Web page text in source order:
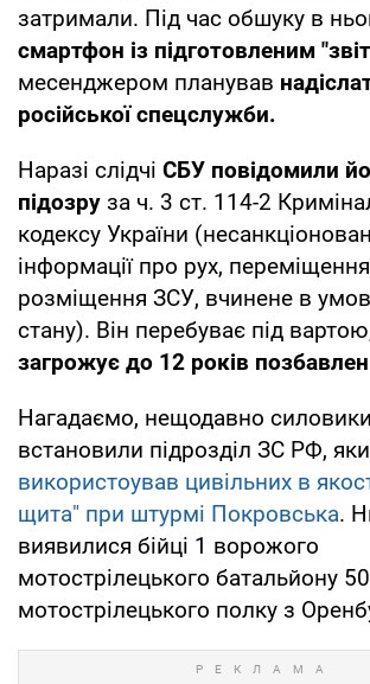
затримали. Під час обшуку в
смартфон із підготовленим
месенджером планував
російської спецслужби.
Наразі слідчі СБУ повідомили
підозру за ч. 3 ст. 114-2
кодексу України
інформації про рух,
розміщення ЗСУ, вчинене в
стану). Він перебуває під
загрожує до 12 років
Нагадаємо, нещодавно
встановили підрозділ ЗС РФ,
використоував цивільних в
щита" при штурмі Покровська.
виявилися бійці 1 ворожого
мотострілецького батальйону
мотострілецького полку з